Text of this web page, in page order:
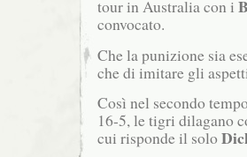
tour in Australia con i
convocato.
Che la punizione sia
che di imitare gli
Così nel secondo
16-5, le tigri dilagano
cui risponde il solo